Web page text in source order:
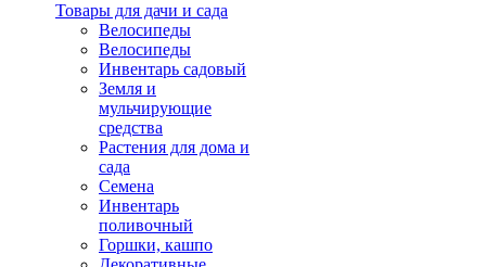
Товары для дачи и сада
Велосипеды
Велосипеды
Инвентарь садовый
Земля и
мульчирующие
средства
Растения для дома и
сада
Семена
Инвентарь
поливочный
Горшки, кашпо